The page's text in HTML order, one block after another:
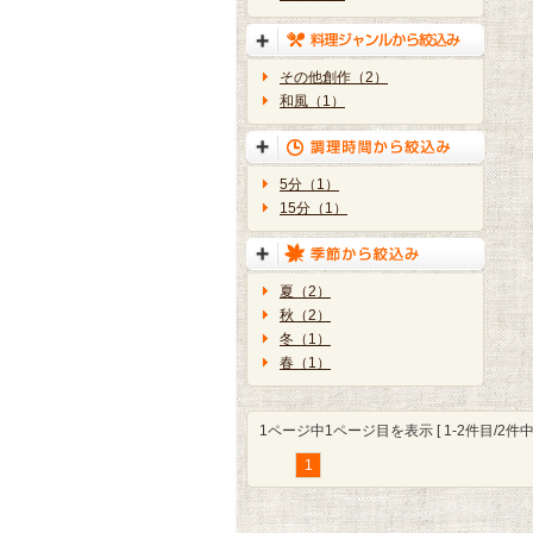
その他創作（2）
和風（1）
5分（1）
15分（1）
夏（2）
秋（2）
冬（1）
春（1）
1ページ中1ページ目を表示 [ 1-2件目/2件
1